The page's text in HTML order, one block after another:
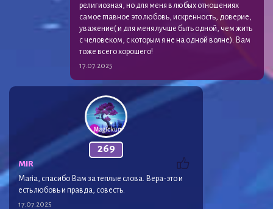
религиозная, но для меня в любых отношениях
самое главное это любовь, искренность, доверие,
уважение( и для меня лучше быть одной, чем жить
с человеком, с которым я не на одной волне). Вам
тоже всего хорошего!
17.07.2025
269
MIR
Maria, спасибо Вам за теплые слова. Вера-это и
есть любовь и правда, совесть.
17.07.2025